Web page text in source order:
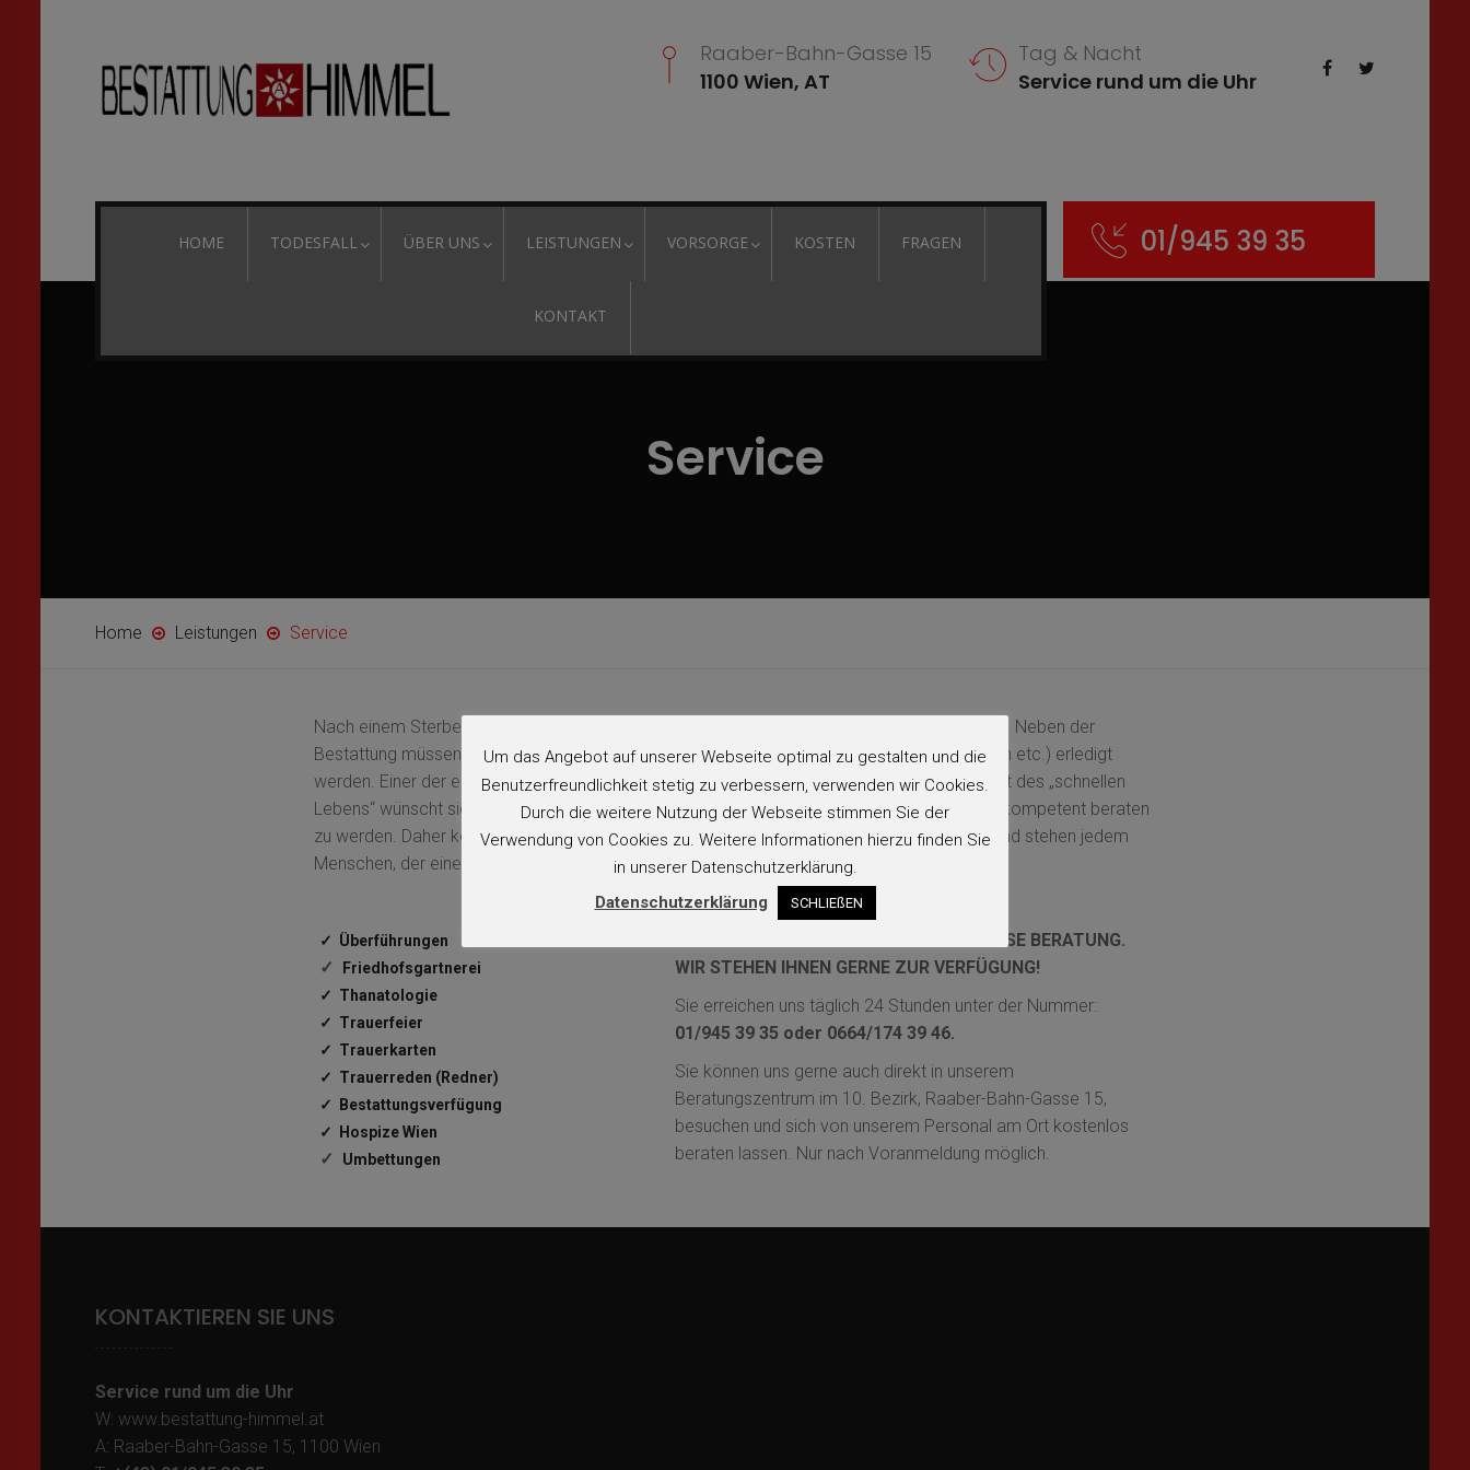
Raaber-Bahn-Gasse 15
1100 Wien, AT
Tag & Nacht
Service rund um die Uhr
HOME TODESFALL ÜBER UNS LEISTUNGEN VORSORGE KOSTEN FRAGEN
KONTAKT
01/945 39 35
Service
Home Leistungen Service
Nach einem Sterbefall (Todesfall) müssen sich Angehörige um viele Formalitäten kümmern. Neben der
Bestattung müssen eine Reihe weiterer Aufgaben (Abmeldungen, Versicherungen, Behörden etc.) erledigt
werden. Einer der ersten Schritte führt normalerweise zum Bestatter. Gerade in heutiger Zeit des „schnellen
Lebens“ wünscht sich alle Informationen und Dienstleistungen an einer Stelle zu finden und kompetent beraten
zu werden. Daher kommen wir Ihnen mit einem kompletten und fairen Angebot entgegen und stehen jedem
Menschen, der einen Verlust erlitten hat, tröstend und kompetent zur Seite.
✓ Überführungen
✓
Friedhofsgartnerei
✓ Thanatologie
✓ Trauerfeier
✓ Trauerkarten
✓ Trauerreden (Redner)
✓ Bestattungsverfügung
✓ Hospize Wien
✓ Umbettungen
KONTAKTIEREN SIE UNS FÜR KOSTENLOSE BERATUNG.
WIR STEHEN IHNEN GERNE ZUR VERFÜGUNG!
Sie erreichen uns täglich 24 Stunden unter der Nummer:
01/945 39 35 oder 0664/174 39 46.
Sie können uns gerne auch direkt in unserem
Beratungszentrum im 10. Bezirk, Raaber-Bahn-Gasse 15,
besuchen und sich von unserem Personal am Ort kostenlos
beraten lassen. Nur nach Voranmeldung möglich.
KONTAKTIEREN SIE UNS
Service rund um die Uhr
W: www.bestattung-himmel.at
A: Raaber-Bahn-Gasse 15, 1100 Wien
Um das Angebot auf unserer Webseite optimal zu gestalten und die
Benutzerfreundlichkeit stetig zu verbessern, verwenden wir Cookies.
Durch die weitere Nutzung der Webseite stimmen Sie der
Verwendung von Cookies zu. Weitere Informationen hierzu finden Sie
in unserer Datenschutzerklärung.
Datenschutzerklärung
SCHLIEßEN